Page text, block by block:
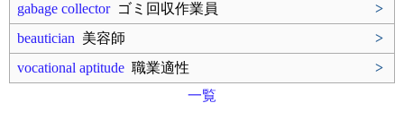
gabage collectorゴミ回収作業員
>
beautician 美容師
>
vocational aptitude 職業適性
>
一覧